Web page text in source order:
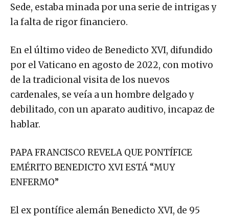
Sede, estaba minada por una serie de intrigas y
la falta de rigor financiero.
En el último video de Benedicto XVI, difundido
por el Vaticano en agosto de 2022, con motivo
de la tradicional visita de los nuevos
cardenales, se veía a un hombre delgado y
debilitado, con un aparato auditivo, incapaz de
hablar.
PAPA FRANCISCO REVELA QUE PONTÍFICE
EMÉRITO BENEDICTO XVI ESTÁ “MUY
ENFERMO”
El ex pontífice alemán Benedicto XVI, de 95